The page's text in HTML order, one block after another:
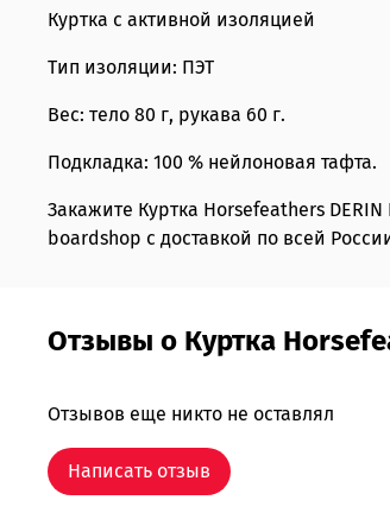
Куртка с активной изоляцией
Тип изоляции: ПЭТ
Вес: тело 80 г, рукава 60 г.
Подкладка: 100 % нейлоновая тафта.
Закажите Куртка Horsefeathers
boardshop с доставкой по всей
Отзывы о Куртка
Отзывов еще никто не оставлял
Написать отзыв